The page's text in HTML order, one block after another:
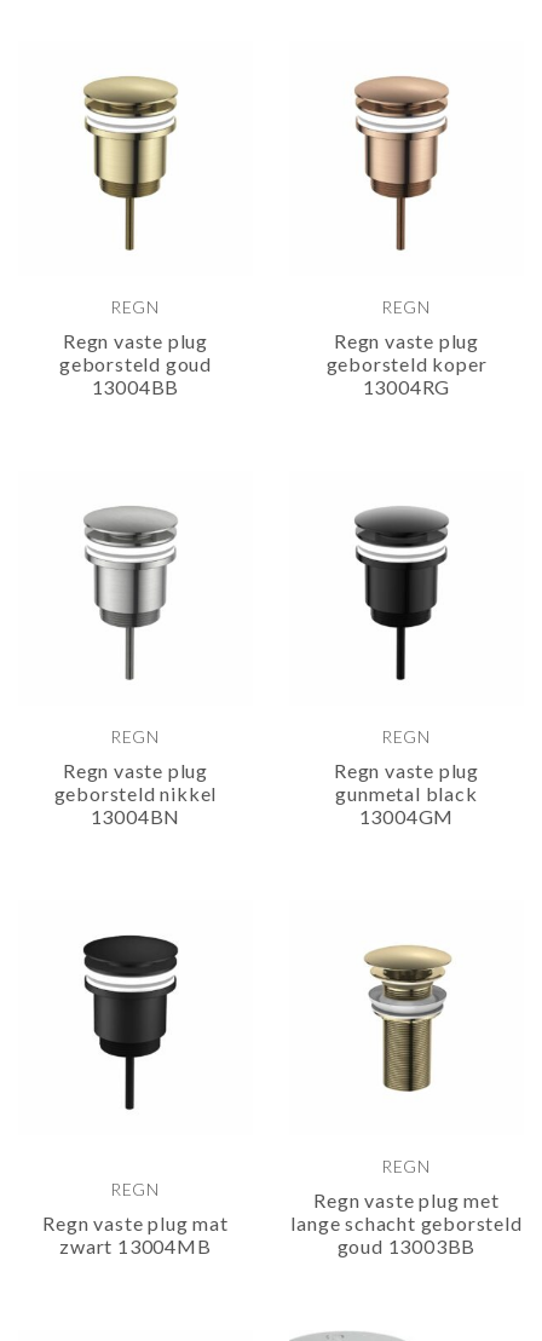
REGN
Regn vaste plug
geborsteld goud
13004BB
REGN
Regn vaste plug
geborsteld koper
13004RG
REGN
Regn vaste plug
geborsteld nikkel
13004BN
REGN
Regn vaste plug
gunmetal black
13004GM
REGN
Regn vaste plug mat
zwart 13004MB
REGN
Regn vaste plug met
lange schacht geborsteld
goud 13003BB